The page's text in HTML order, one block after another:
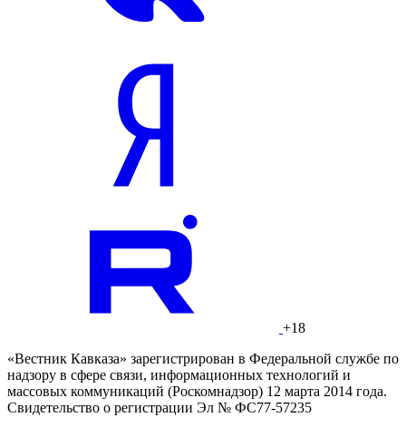
+18
«Вестник Кавказа» зарегистрирован в Федеральной службе по
надзору в сфере связи, информационных технологий и
массовых коммуникаций (Роскомнадзор) 12 марта 2014 года.
Свидетельство о регистрации Эл № ФС77-57235